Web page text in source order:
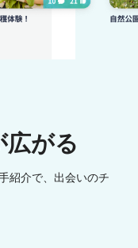
広がる
紹介で、出会いのチ